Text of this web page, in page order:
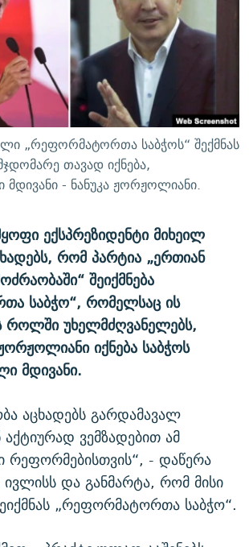
COVID-19
ᲘᲡᲢᲝᲠᲘᲐ
- ᲐᲛᲝᲣᲗᲥᲛᲔᲚᲘ ᲐᲛᲑᲐᲕᲘ
ᲓᲐᲨᲐᲕᲔᲑᲣᲚᲔᲑᲘ
საიტი
„რეფორმატორთა საბჭოს“ შექმნას
თავად იქნება,
- ნანუკა ჟორჟოლიანი.
ექსპრეზიდენტი მიხეილ
რომ პარტია „ერთიან
შეიქმნება
საბჭო“, რომელსაც ის
როლში უხელმძღვანელებს,
იქნება საბჭოს
მდივანი.
აცხადებს გარდამავალ
ვემზადებით ამ
რეფორმებისთვის“, - დაწერა
ივლისს და განმარტა, რომ მისი
„რეფორმატორთა საბჭო“.